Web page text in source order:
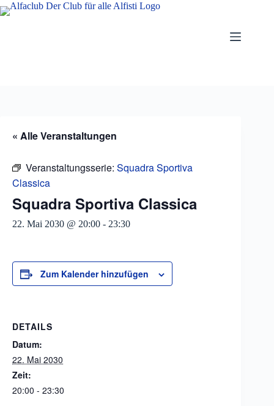
Zum
Inhalt
« Alle Veranstaltungen
Veranstaltungsserie: Squadra Sportiva
Classica
Squadra Sportiva Classica
22. Mai 2030 @ 20:00 - 23:30
Zum Kalender hinzufügen
DETAILS
Datum:
22. Mai 2030
Zeit:
20:00 - 23:30